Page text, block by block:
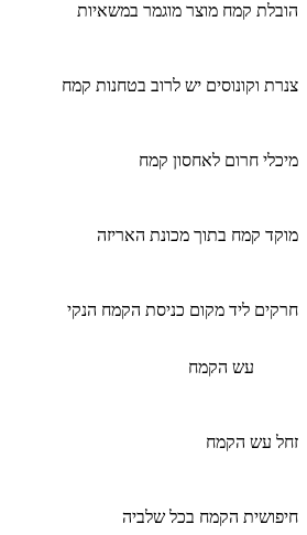
הובלת קמח מוצר מוגמר במשאיות
צנרת וקונוסים יש לרוב בטחנות קמח
מיכלי חרום לאחסון קמח
מוקד קמח בתוך מכונת האריזה
חרקים ליד מקום כניסת הקמח הנקי
עש הקמח
זחל עש הקמח
חיפושית הקמח בכל שלביה